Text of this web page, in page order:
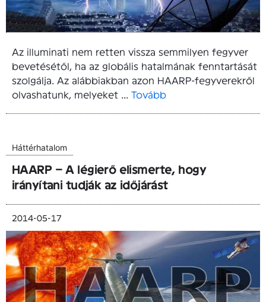
Az illuminati nem retten vissza semmilyen fegyver
bevetésétől, ha az globális hatalmának fenntartását
szolgálja. Az alábbiakban azon HAARP-fegyverekről
olvashatunk, melyeket ... Tovább
Háttérhatalom
HAARP – A légierő elismerte, hogy
irányítani tudják az időjárást
2014-05-17